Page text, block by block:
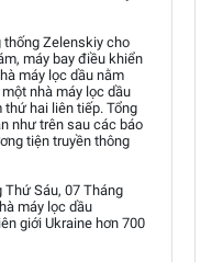
thống Zelenskiy cho
máy bay điều khiển
máy lọc dầu nằm
nhà máy lọc dầu
thứ hai liên tiếp. Tổng
như trên sau các báo
tiện truyền thông
Thứ Sáu, 07 Tháng
máy lọc dầu
giới Ukraine hơn 700